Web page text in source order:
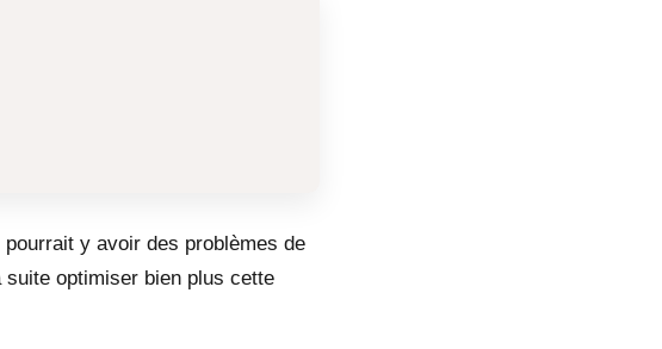
y avoir des problèmes de
optimiser bien plus cette